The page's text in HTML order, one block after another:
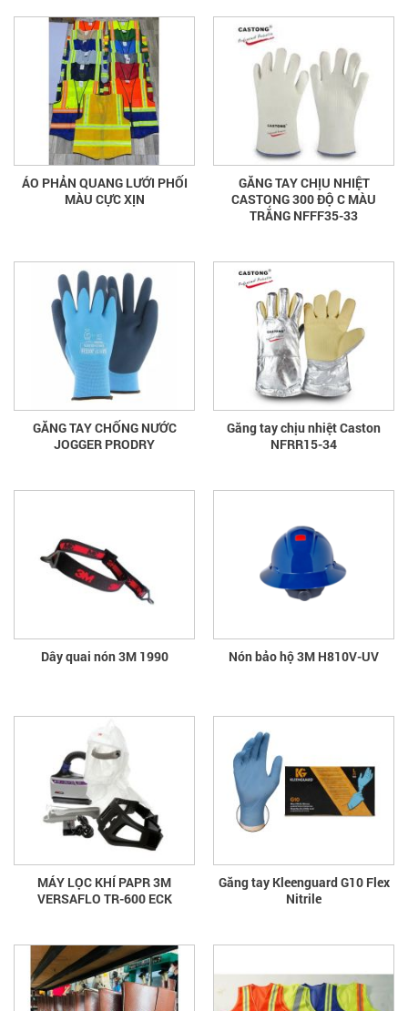
ÁO PHẢN QUANG LƯỚI PHỐI
MÀU CỰC XỊN
GĂNG TAY CHỊU NHIỆT
CASTONG 300 ĐỘ C MÀU
TRẮNG NFFF35-33
GĂNG TAY CHỐNG NƯỚC
JOGGER PRODRY
Găng tay chịu nhiệt Caston
NFRR15-34
Dây quai nón 3M 1990 Nón bảo hộ 3M H810V-UV
MÁY LỌC KHÍ PAPR 3M
VERSAFLO TR-600 ECK
Găng tay Kleenguard G10 Flex
Nitrile